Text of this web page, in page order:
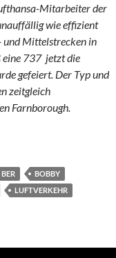
Mitarbeiter der
wie effizient
und Mittelstrecken in
eine 737 jetzt die
gefeiert. Der Typ und
zeitgleich
Farnborough.
Bilanz)
BER
BOBBY
LUFTVERKEHR